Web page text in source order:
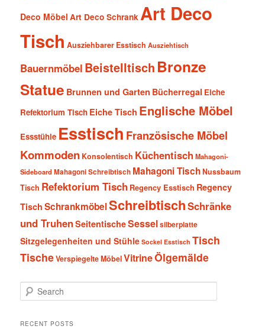
Deco Möbel Art Deco Schrank Art Deco
Tisch Ausziehbarer Esstisch Ausziehtisch
Bauernmöbel Beistelltisch Bronze
Statue Brunnen und Garten Bücherregal Eiche
Refektorium Tisch Eiche Tisch Englische Möbel
Essstühle Esstisch Französische Möbel
Kommoden Konsolentisch Küchentisch Mahagoni-
SideboardMahagoni Schreibtisch Mahagoni TischNussbaum
Tisch Refektorium Tisch Regency Esstisch Regency
Tisch SchrankmöbelSchreibtischSchränke
und TruhenSeitentischeSesselsilberplatte
Sitzgelegenheiten und Stühle Sockel Esstisch Tisch
TischeVerspiegelte MöbelVitrineÖlgemälde
e
rRECENT POSTS